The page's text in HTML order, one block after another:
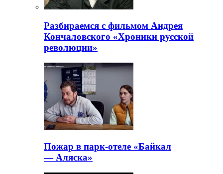
Разбираемся с фильмом Андрея
Кончаловского «Хроники русской
революции»
Пожар в парк-отеле «Байкал
— Аляска»